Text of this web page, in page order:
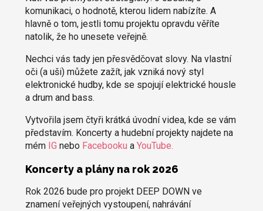
komunikaci, o hodnotě, kterou lidem nabízíte. A
hlavně o tom, jestli tomu projektu opravdu věříte
natolik, že ho unesete veřejně.
Nechci vás tady jen přesvědčovat slovy. Na vlastní
oči (a uši) můžete zažít, jak vzniká nový styl
elektronické hudby, kde se spojují elektrické housle
a drum and bass.
Vytvořila jsem čtyři krátká úvodní videa, kde se vám
představím. Koncerty a hudební projekty najdete na
mém IG nebo Facebooku a YouTube.
Koncerty a plány na rok 2026
Rok 2026 bude pro projekt DEEP DOWN ve
znamení veřejných vystoupení, nahrávání